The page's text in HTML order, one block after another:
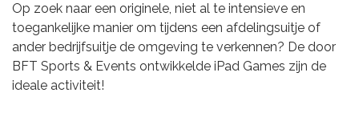
Op zoek naar een originele, niet al te intensieve en
toegankelijke manier om tijdens een afdelingsuitje of
ander bedrijfsuitje de omgeving te verkennen? De door
BFT Sports & Events ontwikkelde iPad Games zijn de
ideale activiteit!